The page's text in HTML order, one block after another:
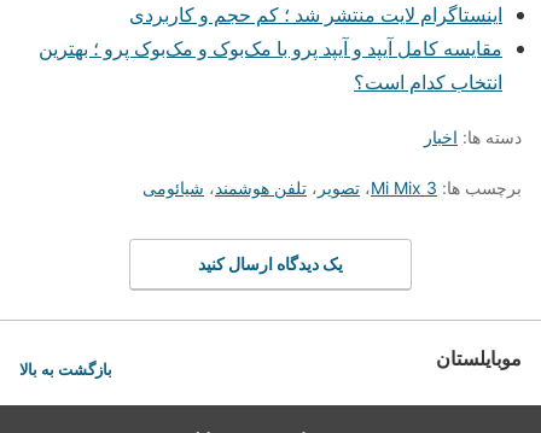
اینستاگرام لایت منتشر شد ؛ کم حجم و کاربردی
مقایسه کامل آیپد و آیپد پرو با مک‌بوک و مک‌بوک پرو ؛ بهترین
انتخاب کدام است؟
دسته ها: اخبار
برچسب ها: Mi Mix 3، تصویر ، تلفن هوشمند، شیائومی
یک دیدگاه ارسال کنید
موبایلستان بازگشت به بالا